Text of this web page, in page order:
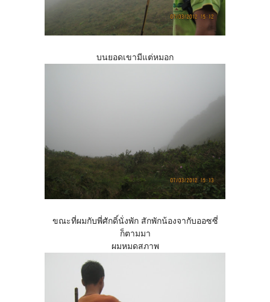
บนยอดเขามีแต่หมอก
ขณะที่ผมกับพี่ศักดิ์นั่งพัก สักพักน้องจากับออซซี่
ก็ตามมา
ผมหมดสภาพ